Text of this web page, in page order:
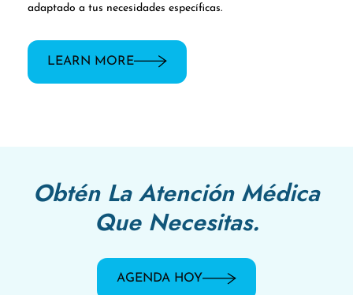
adaptado a tus necesidades específicas.
LEARN MORE
Obtén La Atención Médica
Que Necesitas.
AGENDA HOY